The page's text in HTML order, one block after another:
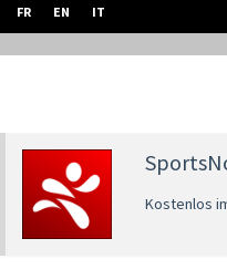
FR EN IT
Kostenlos